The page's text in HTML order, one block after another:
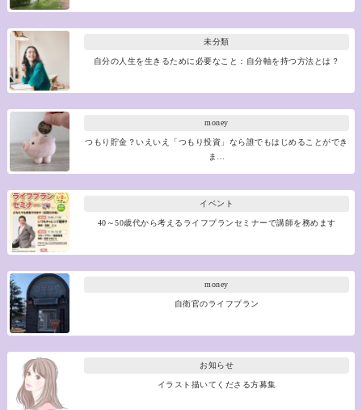
未分類
自分の人生を生きるために必要なこと：自分軸を持つ方法とは？
money
つもり貯金？いえいえ「つもり投資」なら誰でもはじめることができ
ま…
イベント
40～50歳代から考えるライフプランセミナーで講師を務めます
money
自衛官のライフプラン
お知らせ
イラスト描いてくださる方募集